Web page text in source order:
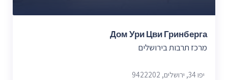
Дом Ури Цви Гринберга
מרכז תרבות בירושלים
יפו 34, ירושלים, 9422202